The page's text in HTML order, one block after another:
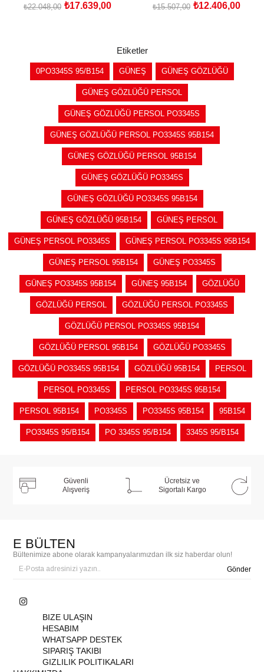
₺17.639,00
₺22.048,00
₺12.406,00
₺15.507,00
Etiketler
0PO3345S 95/B154 GÜNEŞ GÜNEŞ GÖZLÜĞÜ
GÜNEŞ GÖZLÜĞÜ PERSOL
GÜNEŞ GÖZLÜĞÜ PERSOL PO3345S
GÜNEŞ GÖZLÜĞÜ PERSOL PO3345S 95B154
GÜNEŞ GÖZLÜĞÜ PERSOL 95B154
GÜNEŞ GÖZLÜĞÜ PO3345S
GÜNEŞ GÖZLÜĞÜ PO3345S 95B154
GÜNEŞ GÖZLÜĞÜ 95B154 GÜNEŞ PERSOL
GÜNEŞ PERSOL PO3345S GÜNEŞ PERSOL PO3345S 95B154
GÜNEŞ PERSOL 95B154 GÜNEŞ PO3345S
GÜNEŞ PO3345S 95B154 GÜNEŞ 95B154 GÖZLÜĞÜ
GÖZLÜĞÜ PERSOL GÖZLÜĞÜ PERSOL PO3345S
GÖZLÜĞÜ PERSOL PO3345S 95B154
GÖZLÜĞÜ PERSOL 95B154 GÖZLÜĞÜ PO3345S
GÖZLÜĞÜ PO3345S 95B154 GÖZLÜĞÜ 95B154 PERSOL
PERSOL PO3345S PERSOL PO3345S 95B154
PERSOL 95B154 PO3345S PO3345S 95B154 95B154
PO3345S 95/B154 PO 3345S 95/B154 3345S 95/B154
Güvenli
Alışveriş
Ücretsiz ve
Sigortalı Kargo
E BÜLTEN
Bültenimize abone olarak kampanyalarımızdan ilk siz haberdar olun!
Gönder
BIZE ULAŞIN
HESABIM
WHATSAPP DESTEK
SIPARIŞ TAKIBI
GIZLILIK POLITIKALARI